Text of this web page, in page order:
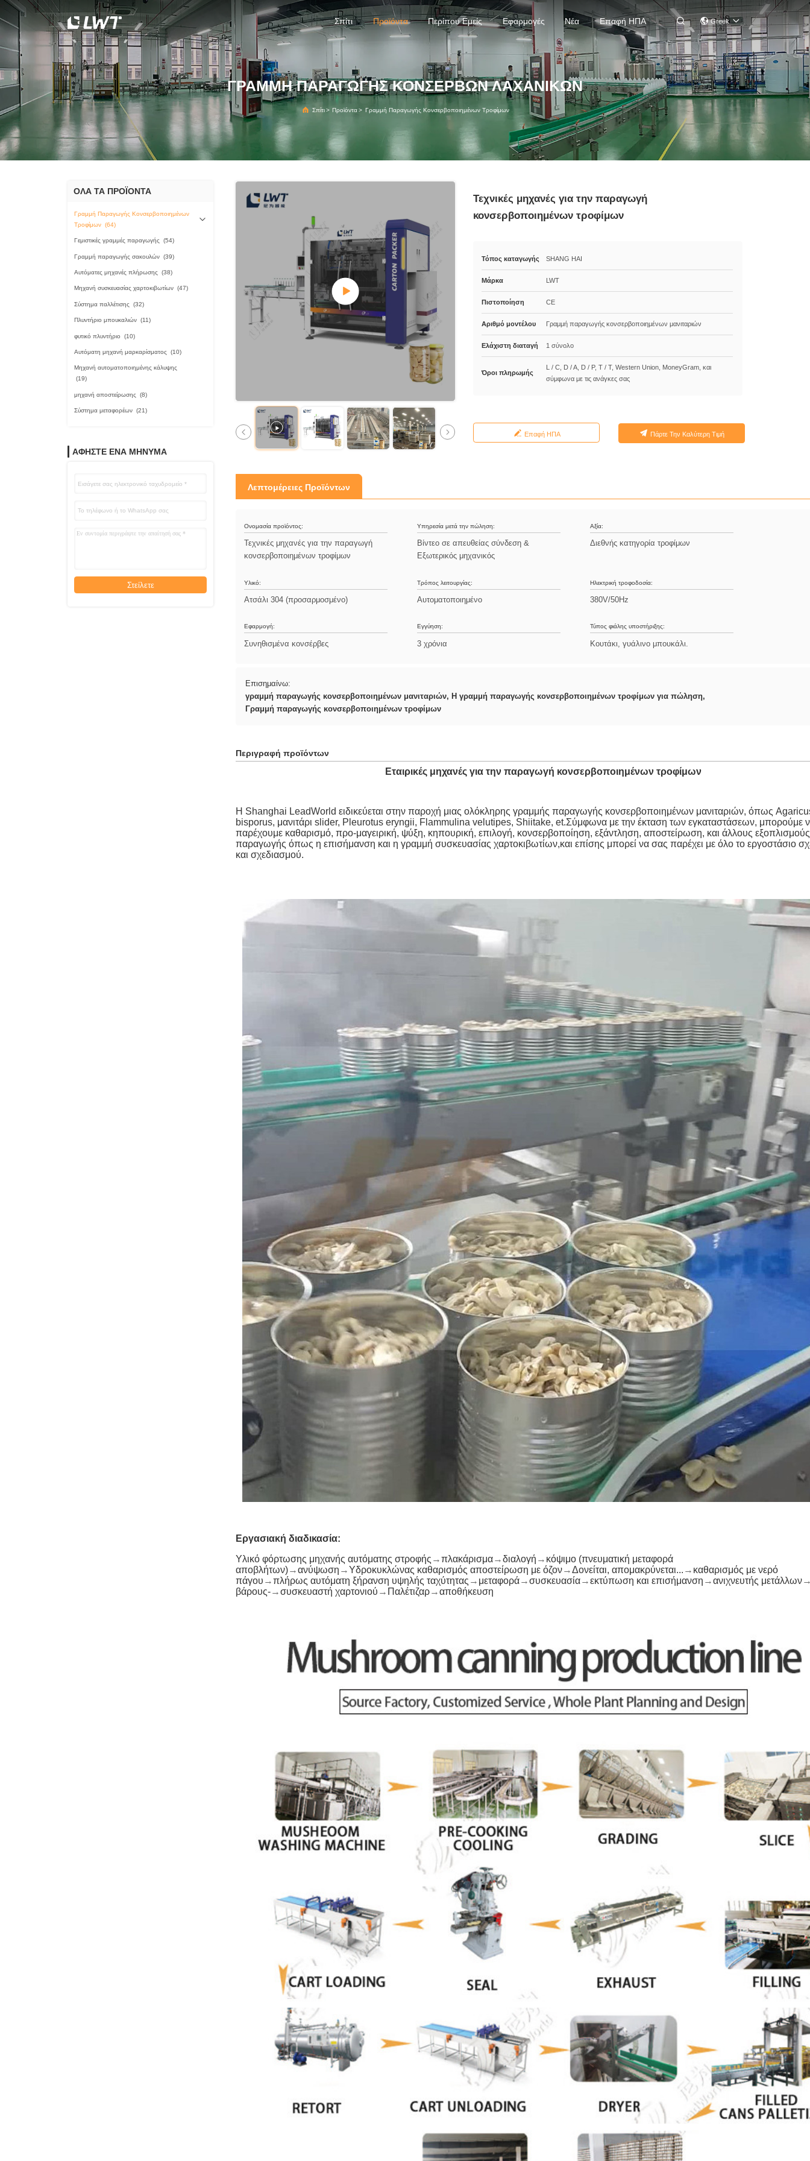
Σπίτι Προϊόντα Περίπου Εμείς Εφαρμογές Νέα Επαφή ΗΠΑ  Greek
ΓΡΑΜΜΉ ΠΑΡΑΓΩΓΉΣ ΚΟΝΣΈΡΒΩΝ ΛΑΧΑΝΙΚΏΝ
Σπίτι> Προϊόντα> Γραμμή Παραγωγής Κονσερβοποιημένων Τροφίμων
ΟΛΑ ΤΑ ΠΡΟΪΟΝΤΑ
Γραμμή Παραγωγής Κονσερβοποιημένων
Τροφίμων (64)
Γεμιστικές γραμμές παραγωγής (54)
Γραμμή παραγωγής σακουλών (39)
Αυτόματες μηχανές πλήρωσης (38)
Μηχανή συσκευασίας χαρτοκιβωτίων (47)
Σύστημα παλλέτισης (32)
Πλυντήριο μπουκαλιών (11)
φυτικό πλυντήριο (10)
Αυτόματη μηχανή μαρκαρίσματος (10)
Μηχανή αυτοματοποιημένης κάλυψης
(19)
μηχανή αποστείρωσης (8)
Σύστημα μεταφορέων (21)
ΑΦΗΣΤΕ ΈΝΑ ΜΗΝΥΜΑ
Στείλετε
Τεχνικές μηχανές για την παραγωγή
κονσερβοποιημένων τροφίμων
Τόπος καταγωγής SHANG HAI
Μάρκα LWT
Πιστοποίηση CE
Αριθμό μοντέλου Γραμμή παραγωγής κονσερβοποιημένων μανιταριών
Ελάχιστη διαταγή 1 σύνολο
Όροι πληρωμής
L / C, D / A, D / P, T / T, Western Union, MoneyGram, και
σύμφωνα με τις ανάγκες σας
Επαφή ΗΠΑ Πάρτε Την Καλύτερη Τιμή
Λεπτομέρειες Προϊόντων
Ονομασία προϊόντος:
Τεχνικές μηχανές για την παραγωγή
κονσερβοποιημένων τροφίμων
Υπηρεσία μετά την πώληση:
Βίντεο σε απευθείας σύνδεση &
Εξωτερικός μηχανικός
Αξία:
Διεθνής κατηγορία τροφίμων
Υλικό:
Ατσάλι 304 (προσαρμοσμένο)
Τρόπος λειτουργίας:
Αυτοματοποιημένο
Ηλεκτρική τροφοδοσία:
380V/50Hz
Εφαρμογή:
Συνηθισμένα κονσέρβες
Εγγύηση:
3 χρόνια
Τύπος φιάλης υποστήριξης:
Κουτάκι, γυάλινο μπουκάλι.
Επισημαίνω:
γραμμή παραγωγής κονσερβοποιημένων μανιταριών, Η γραμμή παραγωγής κονσερβοποιημένων τροφίμων για πώληση,
Γραμμή παραγωγής κονσερβοποιημένων τροφίμων
Περιγραφή προϊόντων
Εταιρικές μηχανές για την παραγωγή κονσερβοποιημένων τροφίμων
Η Shanghai LeadWorld ειδικεύεται στην παροχή μιας ολόκληρης γραμμής παραγωγής κονσερβοποιημένων μανιταριών, όπως
bisporus, μανιτάρι slider, Pleurotus eryngii, Flammulina velutipes, Shiitake, et.Σύμφωνα με την έκταση των εγκαταστάσεων, μπορούμε
παρέχουμε καθαρισμό, προ-μαγειρική, ψύξη, κηπουρική, επιλογή, κονσερβοποίηση, εξάντληση, αποστείρωση, και άλλους
παραγωγής όπως η επισήμανση και η γραμμή συσκευασίας χαρτοκιβωτίων,και επίσης μπορεί να σας παρέχει με όλο το εργοστάσιο
και σχεδιασμού.
Εργασιακή διαδικασία:
Υλικό φόρτωσης μηχανής αυτόματης στροφής →πλακάρισμα→διαλογή → κόψιμο (πνευματική μεταφορά
αποβλήτων)→ανύψωση →Υδροκυκλώνας καθαρισμός αποστείρωση με όζον→Δονείται, απομακρύνεται... → καθαρισμός με νερό
πάγου →πλήρως αυτόματη ξήρανση υψηλής ταχύτητας → μεταφορά→συσκευασία→εκτύπωση και επισήμανση →ανιχνευτής μετάλλων
βάρους-→συσκευαστή χαρτονιού → Παλέτιζαρ→αποθήκευση